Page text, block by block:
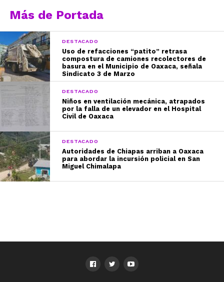
Más de Portada
DESTACADO
Uso de refacciones “patito” retrasa
compostura de camiones recolectores de
basura en el Municipio de Oaxaca, señala
Sindicato 3 de Marzo
DESTACADO
Niños en ventilación mecánica, atrapados
por la falla de un elevador en el Hospital
Civil de Oaxaca
DESTACADO
Autoridades de Chiapas arriban a Oaxaca
para abordar la incursión policial en San
Miguel Chimalapa